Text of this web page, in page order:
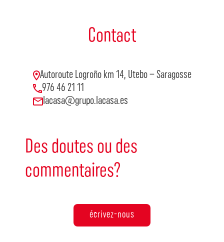
Contact
Autoroute Logroño km 14, Utebo – Saragosse
976 46 21 11
lacasa@grupo.lacasa.es
Des doutes ou des
commentaires?
écrivez-nous